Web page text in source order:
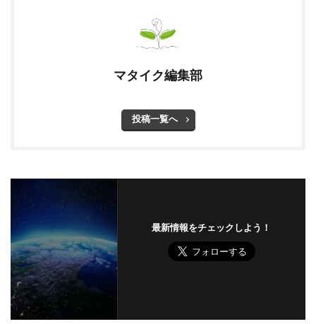
マタイク編集部
投稿一覧へ
最新情報をチェックしよう！